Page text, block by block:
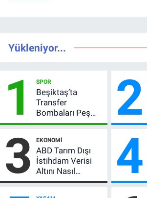
Yükleniyor...
1 SPOR
Beşiktaş’ta
Transfer
Bombaları Peş
Peşe! Adalı
Açıkladı, 5 Yıldız
Daha Listede
2
3 EKONOMI
ABD Tarım Dışı
İstihdam Verisi
Altını Nasıl
Etkiler? Çok Basit
4